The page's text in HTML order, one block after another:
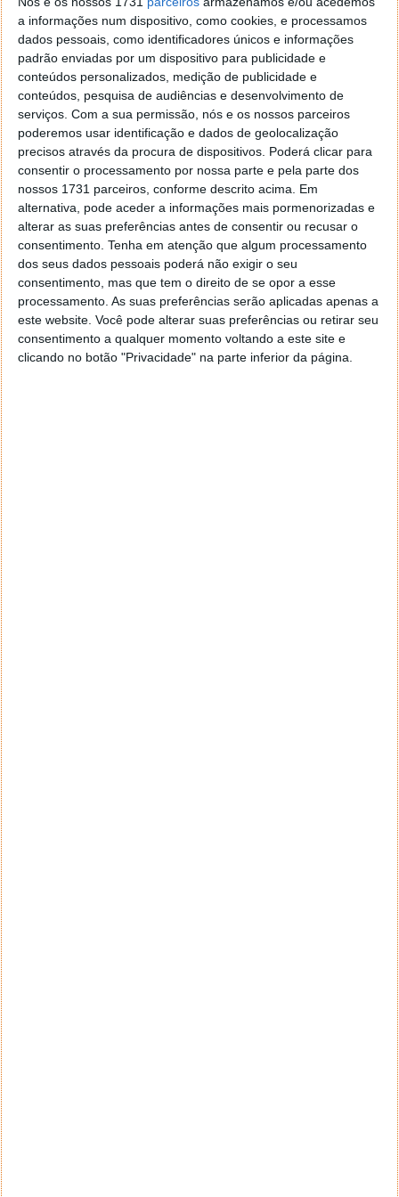
a informações num dispositivo, como cookies, e processamos
dados pessoais, como identificadores únicos e informações
padrão enviadas por um dispositivo para publicidade e
conteúdos personalizados, medição de publicidade e
conteúdos, pesquisa de audiências e desenvolvimento de
serviços. Com a sua permissão, nós e os nossos parceiros
poderemos usar identificação e dados de geolocalização
precisos através da procura de dispositivos. Poderá clicar para
consentir o processamento por nossa parte e pela parte dos
nossos 1731 parceiros, conforme descrito acima. Em
alternativa, pode aceder a informações mais pormenorizadas e
alterar as suas preferências antes de consentir ou recusar o
consentimento. Tenha em atenção que algum processamento
dos seus dados pessoais poderá não exigir o seu
consentimento, mas que tem o direito de se opor a esse
processamento. As suas preferências serão aplicadas apenas a
este website. Você pode alterar suas preferências ou retirar seu
consentimento a qualquer momento voltando a este site e
clicando no botão "Privacidade" na parte inferior da página.
usados para caçar Pokémons. Tudo no pulso e com
uma simplicidade de utilização grande.
Esta aplicação não substitui o jogo, mas facilita aos
utilizadores a procura dos seus Pokémons,
descobrindo onde se encontram. A integração com
os smartwatches é também muito interessante.
Não se sabe quanto tempo o Smart Poke v2 vai estar
disponível e quanto tempo poderá ser usado, mas
todos os que estão a jogar Pokémon Go têm agora
mais uma "pequena ajuda" para conseguirem ser
ainda melhores.
Smart Poke v2